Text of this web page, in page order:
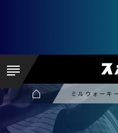
ミルウォーキ